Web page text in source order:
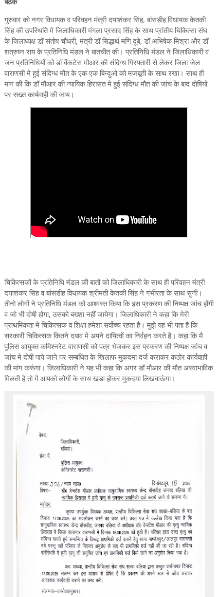
गुरुवार को नगर विधायक व परिवहन मंत्री दयाशंकर सिंह, बांसडीह विधायक केतकी
सिंह की उपस्थिति मे जिलाधिकारी मंगला प्रसाद सिंह के साथ प्रांतीय चिकित्सा संघ
के जिलाध्यक्ष डॉ संतोष चौधरी, मंत्री डॉ सिद्धार्थ मणि दूबे, डॉ अभिषेक मिश्रा और डॉ
शत्रुघ्न राय के प्रतिनिधि मंडल ने बातचीत की। प्रतिनिधि मंडल ने जिलाधिकारी व
जन प्रतिनिधियों को डॉ वेंकटेस मौआर की संदिग्ध गिरफ्तारी से लेकर जिला जेल
वाराणसी मे हुई संदिग्ध मौत के एक एक बिन्दुओ को मजबूती के साथ रखा। साथ ही
मांग की कि डॉ मौआर की न्यायिक हिरासत मे हुई संदिग्ध मौत की जांच के बाद दोषियों
पर सख्त कार्यवाही की जाय।
चिकित्सकों के प्रतिनिधि मंडल की बातों को जिलाधिकारी के साथ ही परिवहन मंत्री
दयाशंकर सिंह व बांसडीह विधायक श्रीमती केतकी सिंह ने गंभीरता के साथ सुनी।
तीनो लोगों ने प्रतिनिधि मंडल को आश्वस्त किया कि इस प्रकरण की निष्पक्ष जांच होंगी
व जो भी दोषी होगा, उसको बख्शा नहीं जायेगा। जिलाधिकारी ने कहा कि मेरी
प्राथमिकता मे चिकित्सक व शिक्षा हमेशा सर्वोच्च रहता है। मुझे यह भी पता है कि
सरकारी चिकित्सक कितने दबाव मे अपने दायित्वों का निर्वहन करते है। कहा कि मै
पुलिस आयुक्त कमिश्नरेट वाराणसी को पत्र भेजकर इस प्रकरण की निष्पक्ष जांच व
जांच मे दोषी पाये जाने पर सम्बंधित के खिलाफ मुकदमा दर्ज कराकर कठोर कार्यवाही
की मांग करूंगा। जिलाधिकारी ने यह भी कहा कि अगर डॉ मौआर की मौत अस्वाभाविक
मिलती है तो मै आपको लोगों के साथ खड़ा होकर मुकदमा लिखवाऊंगा।